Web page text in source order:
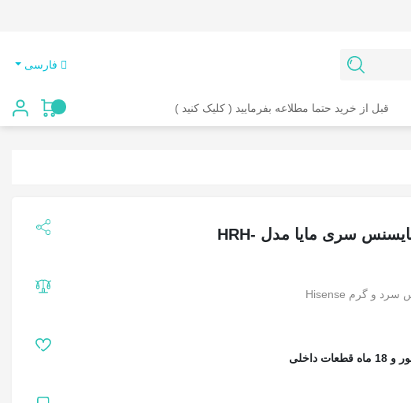
قبل از خرید حتما مطلاعه بفرمایید ( کلیک کنید )
کولر گازی 30000 هایسنس سری مایا مدل HRH-